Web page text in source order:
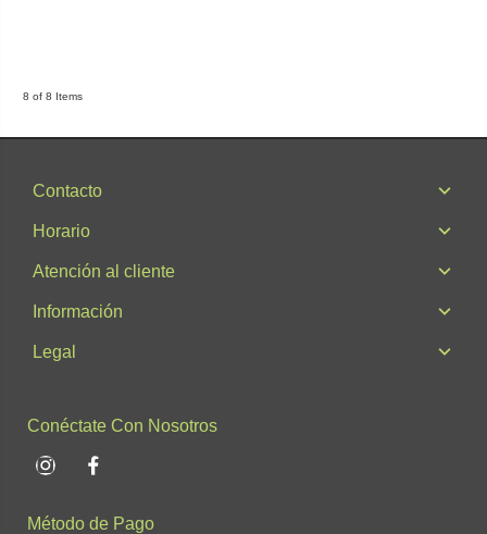
8 of 8 Items
Contacto
Horario
Atención al cliente
Información
Legal
Conéctate Con Nosotros
InstagramFacebook
Método de Pago